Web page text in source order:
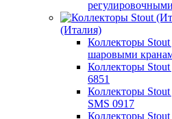
регулировочными
(Италия)
Коллекторы
шаровыми
Коллекторы
6851
Коллекторы
SMS 0917
Коллекторы